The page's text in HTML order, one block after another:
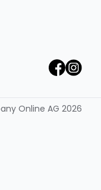
Online AG 2026